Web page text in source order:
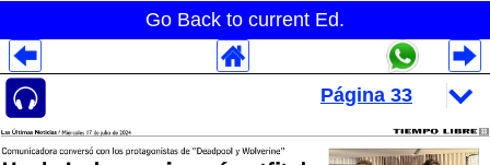
Go Back to current Ed.
Despliegues Analytics
Despliegues Totales